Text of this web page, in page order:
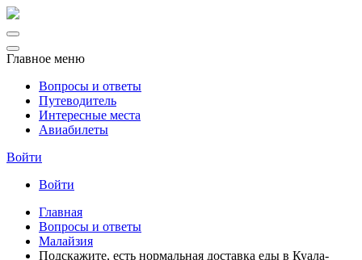
Главное меню
Вопросы и ответы
Путеводитель
Интересные места
Авиабилеты
Войти
Войти
Главная
Вопросы и ответы
Малайзия
Подскажите, есть нормальная доставка еды в Куала-